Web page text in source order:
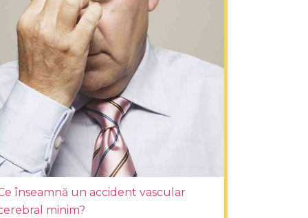
înseamnă un accident vascular
minim?